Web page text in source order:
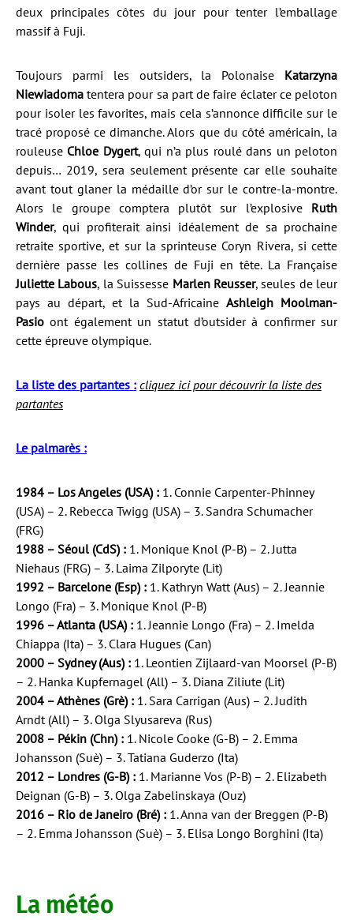
deux principales côtes du jour pour tenter l’emballage
massif à Fuji.
Toujours parmi les outsiders, la Polonaise Katarzyna
Niewiadoma tentera pour sa part de faire éclater ce peloton
pour isoler les favorites, mais cela s’annonce difficile sur le
tracé proposé ce dimanche. Alors que du côté américain, la
rouleuse Chloe Dygert, qui n’a plus roulé dans un peloton
depuis… 2019, sera seulement présente car elle souhaite
avant tout glaner la médaille d’or sur le contre-la-montre.
Alors le groupe comptera plutôt sur l’explosive Ruth
Winder, qui profiterait ainsi idéalement de sa prochaine
retraite sportive, et sur la sprinteuse Coryn Rivera, si cette
dernière passe les collines de Fuji en tête. La Française
Juliette Labous, la Suissesse Marlen Reusser, seules de leur
pays au départ, et la Sud-Africaine Ashleigh Moolman-
Pasio ont également un statut d’outsider à confirmer sur
cette épreuve olympique.
La liste des partantes : cliquez ici pour découvrir la liste des
partantes
Le palmarès :
1984 – Los Angeles (USA) : 1. Connie Carpenter-Phinney
(USA) – 2. Rebecca Twigg (USA) – 3. Sandra Schumacher
(FRG)
1988 – Séoul (CdS) : 1. Monique Knol (P-B) – 2. Jutta
Niehaus (FRG) – 3. Laima Zilporyte (Lit)
1992 – Barcelone (Esp) : 1. Kathryn Watt (Aus) – 2. Jeannie
Longo (Fra) – 3. Monique Knol (P-B)
1996 – Atlanta (USA) : 1. Jeannie Longo (Fra) – 2. Imelda
Chiappa (Ita) – 3. Clara Hugues (Can)
2000 – Sydney (Aus) : 1. Leontien Zijlaard-van Moorsel (P-B)
– 2. Hanka Kupfernagel (All) – 3. Diana Ziliute (Lit)
2004 – Athènes (Grè) : 1. Sara Carrigan (Aus) – 2. Judith
Arndt (All) – 3. Olga Slyusareva (Rus)
2008 – Pékin (Chn) : 1. Nicole Cooke (G-B) – 2. Emma
Johansson (Suè) – 3. Tatiana Guderzo (Ita)
2012 – Londres (G-B) : 1. Marianne Vos (P-B) – 2. Elizabeth
Deignan (G-B) – 3. Olga Zabelinskaya (Ouz)
2016 – Rio de Janeiro (Bré) : 1. Anna van der Breggen (P-B)
– 2. Emma Johansson (Suè) – 3. Elisa Longo Borghini (Ita)
La météo